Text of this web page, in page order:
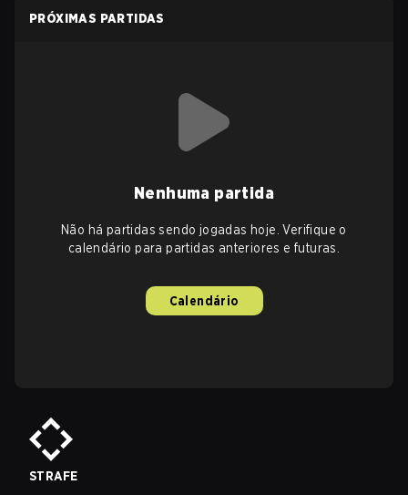
PRÓXIMAS PARTIDAS
Nenhuma partida
Não há partidas sendo jogadas hoje. Verifique o
calendário para partidas anteriores e futuras.
Calendário
STRAFE